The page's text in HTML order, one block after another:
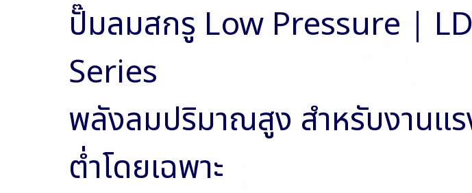
ปั๊มลมสกรู Low Pressure |
Series
พลังลมปริมาณสูง สำหรับงานแ
ต่ำโดยเฉพาะ